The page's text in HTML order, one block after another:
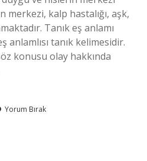
kalp hastalığı, aşk,
Tanık eş anlamı
anlamlısı tanık kelimesidir.
konusu olay hakkında
Yorum Bırak